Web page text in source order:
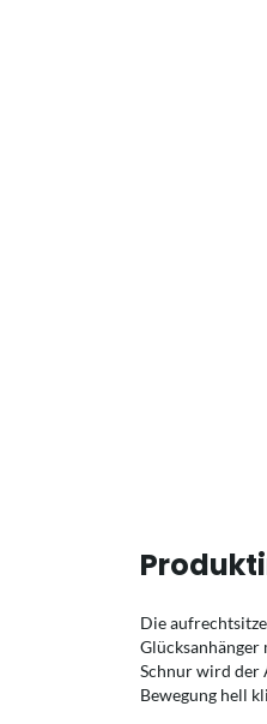
Die
Glücksanhänger
Schnur wird der
Bewegung hell